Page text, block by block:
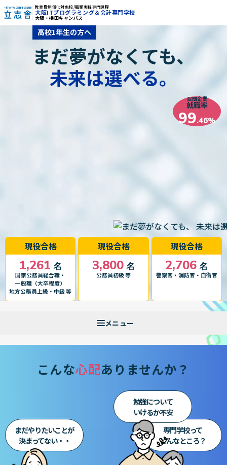
"好き"を応援する学校 立志舎
教育費無償化対象校/職業実践専門課程
大阪ITプログラミング＆会計専門学校
大阪・梅田キャンパス
民間企業
就職率
99.46%
高校1年生の方へ
まだ夢がなくても、
未来は選べる。
現役合格
1,261 名
国家公務員総合職・
一般職（大卒程度）
地方公務員上級・中級 等
現役合格
3,800 名
公務員初級 等
現役合格
2,706 名
警察官・消防官・自衛官
こんな心配ありませんか？
まだやりたいことが
決まってない・・
勉強について
いけるか不安
専門学校って
どんなところ？